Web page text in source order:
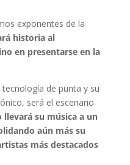
exponentes de la
historia al
en presentarse en la
de punta y su
será el escenario
su música a un
aún más su
más destacados